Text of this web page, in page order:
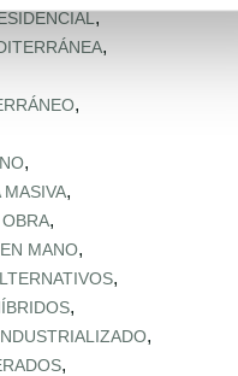
,
,
,
,
,
,
MANO,
,
,
,
,